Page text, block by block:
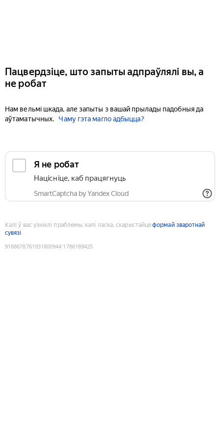
Пацвердзіце, што запыты адпраўлялі вы, а
не робат
Нам вельмі шкада, але запыты з вашай прылады падобныя да
аўтаматычных.
Чаму гэта магло адбыцца?
Я не робат
Націсніце, каб працягнуць
SmartCaptcha by Yandex Cloud
Калі ў вас узніклі праблемы, калі ласка, скарыстайцеформай зваротнай
сувязі
9188678761931800944:1786189425